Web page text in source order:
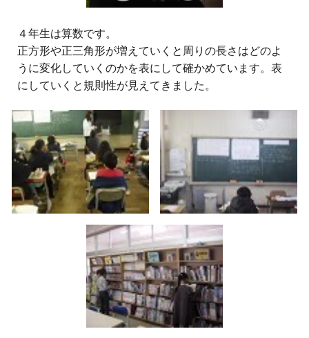
４年生は算数です。
正方形や正三角形が増えていくと周りの長さはどのよ
うに変化していくのかを表にして確かめています。表
にしていくと規則性が見えてきました。